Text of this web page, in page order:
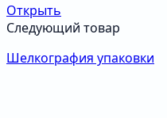
Открыть
Следующий товар
Шелкография упаковки